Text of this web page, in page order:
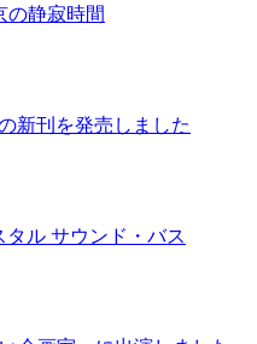
の静寂時間
新刊を発売しました
タル サウンド・バス